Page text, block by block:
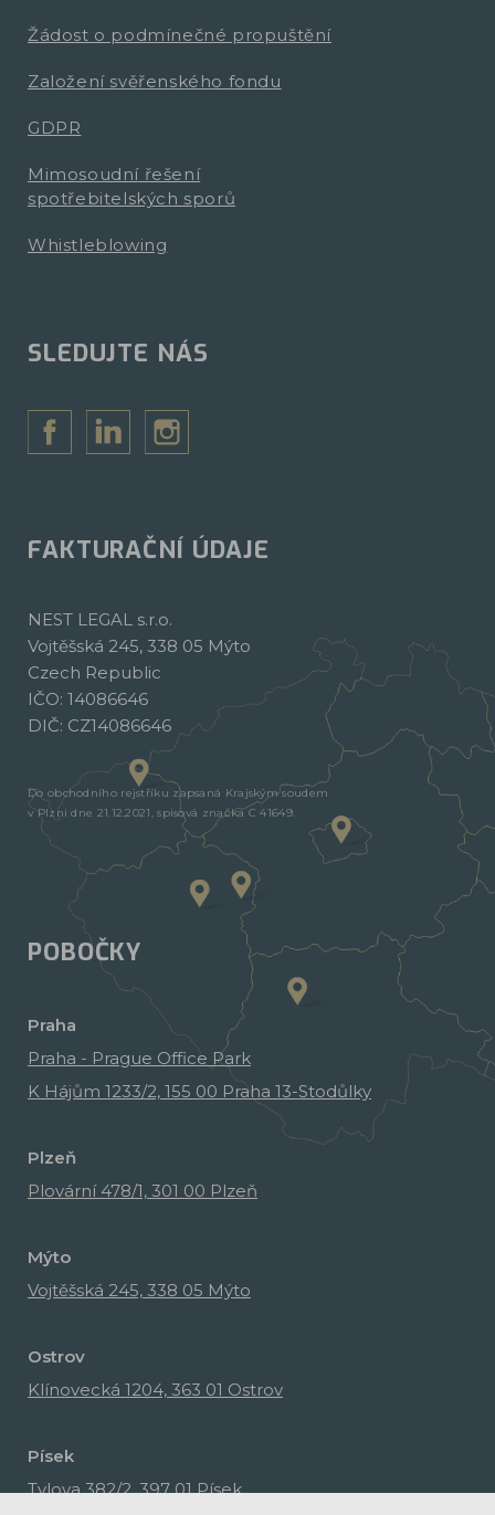
Žádost o podmínečné propuštění
Založení svěřenského fondu
GDPR
Mimosoudní řešení
spotřebitelských sporů
Whistleblowing
SLEDUJTE NÁS
FAKTURAČNÍ ÚDAJE
NEST LEGAL s.r.o.
Vojtěšská 245, 338 05 Mýto
Czech Republic
IČO: 14086646
DIČ: CZ14086646
Do obchodního rejstříku zapsaná Krajským soudem
v Plzni dne 21.12.2021, spisová značka C 41649.
POBOČKY
Praha
Praha - Prague Office Park
K Hájům 1233/2, 155 00 Praha 13-Stodůlky
Plzeň
Plovární 478/1, 301 00 Plzeň
Mýto
Vojtěšská 245, 338 05 Mýto
Ostrov
Klínovecká 1204, 363 01 Ostrov
Písek
Tylova 382/2, 397 01 Písek